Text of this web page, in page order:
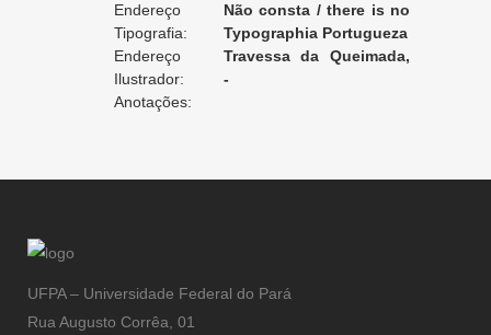
Endereço
da Editora:
Não consta / there is no
record / non enregistré
Tipografia:
Typographia Portugueza
Endereço
da Tipografia:
Travessa da Queimada,
35 [Lisboa]
Ilustrador:
-
Anotações:
UFPA – Universidade Federal do Pará
Rua Augusto Corrêa, 01